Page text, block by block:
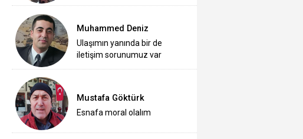
Muhammed Deniz
Ulaşımın yanında bir de
iletişim sorunumuz var
Mustafa Göktürk
Esnafa moral olalım